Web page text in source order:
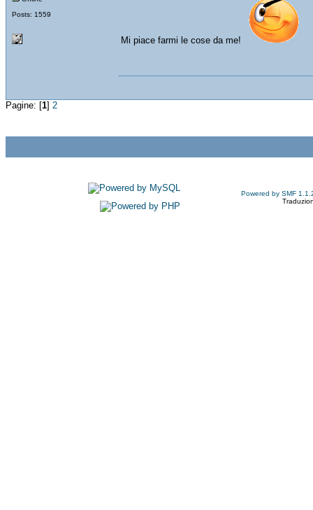
Posts: 1559
Mi piace farmi le cose da me!
Pagine: [1] 2
Powered by SMF